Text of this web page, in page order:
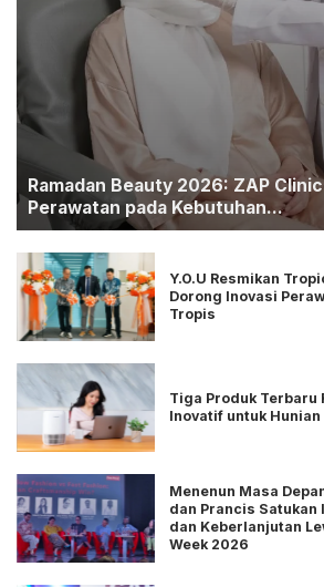
Ramadan Beauty 2026: ZAP
Perawatan pada Kebutuhan...
Y.O.U Resmikan
Dorong Inovasi
Tropis
Tiga Produk Terbaru
Inovatif untuk
Menenun Masa
dan Prancis Satukan
dan Keberlanjutan
Week 2026